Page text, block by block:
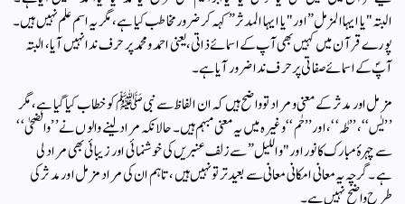
البتہ "یا ایہا المزمل” اور "یا ایہا المدثر” کہہ کر ضرور مخاطب کیا ہے، مگر یہ اسم علم نہیں ہیں۔
پورے قرآن میں کہیں بھی آپ کے اسمائے ذاتی، یعنی احمد و محمد پر حرف ندا نہیں آیا، البتہ
آپؐ کے اسمائے صفاتی پر حرف ندا ضرور آیا ہے۔
مزمل اور مدثر کے معنی و مراد تو واضح ہیں کہ ان الفاظ سے نبی ﷺ کو خطاب کیا گیا ہے، مگر
’’یٰس‘‘،’’طٰہ‘‘، اور’’حٰم‘‘ وغیرہ میں یہ معنی مبہم ہیں۔ حالانکہ مراد لینے والوں نے ’’والضحیٰ‘‘
سے چہرۂ مبارک کا نور اور "واللیل” سے زلف عنبریں کی خوشنمائی اور زیبائی بھی مراد لی
ہے۔ گرچہ یہ معانی امکانی معانی سے بعید تر تو نہیں ہیں، تاہم ان کی مراد مزمل اور مدثر کی
طرح واضح نہیں ہے۔